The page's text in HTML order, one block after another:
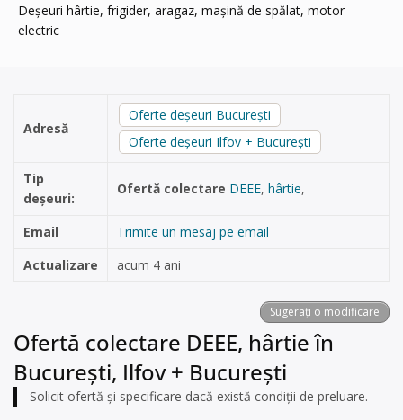
Deșeuri hârtie, frigider, aragaz, mașină de spălat, motor
electric
Adresă
Oferte deșeuri București
Oferte deșeuri Ilfov + București
Tip
deșeuri:
Ofertă colectare DEEE, hârtie,
Email
Trimite un mesaj pe email
Actualizare
acum 4 ani
Sugerați o modificare
Ofertă colectare DEEE, hârtie în
București, Ilfov + București
Solicit ofertă și specificare dacă există condiții de preluare.